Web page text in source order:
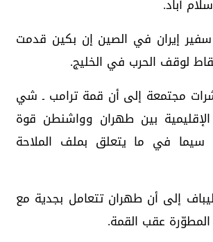
آباد.
سفير إيران في الصين إن بكين قدمت
لوقف الحرب في الخليج.
مجتمعة إلى أن قمة ترامب ـ شي
بين طهران وواشنطن قوة
سيما في ما يتعلق بملف الملاحة
إلى أن طهران تتعامل بجدية مع
عقب القمة.